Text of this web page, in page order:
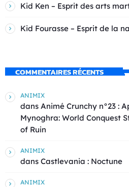
Kid Ken – Esprit des arts
Kid Fourasse – Esprit de la
COMMENTAIRES RÉCENTS
ANIMIX
dans Animé Crunchy n°23 :
Mynoghra: World Conquest
of Ruin
ANIMIX
dans Castlevania : Noctune
ANIMIX